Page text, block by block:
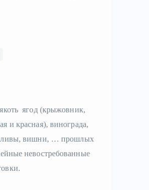
ягод (крыжовник,
и красная), винограда,
вишни, … прошлых
невостребованные